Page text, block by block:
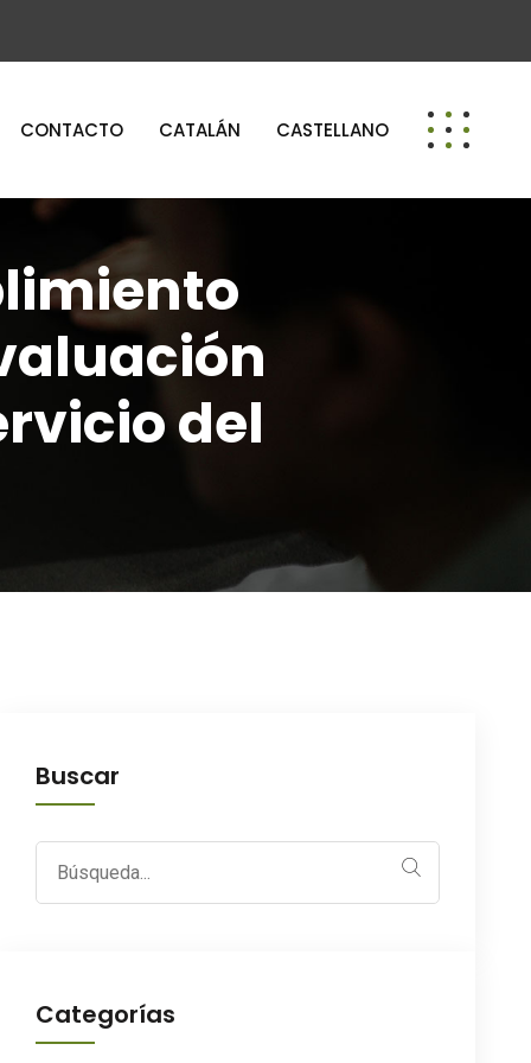
CONTACTO CATALÁN CASTELLANO
del
Buscar
Categorías